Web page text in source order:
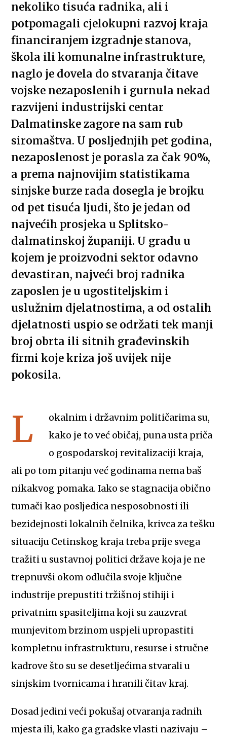
nekoliko tisuća radnika, ali i
potpomagali cjelokupni razvoj kraja
financiranjem izgradnje stanova,
škola ili komunalne infrastrukture,
naglo je dovela do stvaranja čitave
vojske nezaposlenih i gurnula nekad
razvijeni industrijski centar
Dalmatinske zagore na sam rub
siromaštva. U posljednjih pet godina,
nezaposlenost je porasla za čak 90%,
a prema najnovijim statistikama
sinjske burze rada dosegla je brojku
od pet tisuća ljudi, što je jedan od
najvećih prosjeka u Splitsko-
dalmatinskoj županiji. U gradu u
kojem je proizvodni sektor odavno
devastiran, najveći broj radnika
zaposlen je u ugostiteljskim i
uslužnim djelatnostima, a od ostalih
djelatnosti uspio se održati tek manji
broj obrta ili sitnih građevinskih
firmi koje kriza još uvijek nije
pokosila.
L
okalnim i državnim političarima su,
kako je to već običaj, puna usta priča
o gospodarskoj revitalizaciji kraja,
ali po tom pitanju već godinama nema baš
nikakvog pomaka. Iako se stagnacija obično
tumači kao posljedica nesposobnosti ili
bezidejnosti lokalnih čelnika, krivca za tešku
situaciju Cetinskog kraja treba prije svega
tražiti u sustavnoj politici države koja je ne
trepnuvši okom odlučila svoje ključne
industrije prepustiti tržišnoj stihiji i
privatnim spasiteljima koji su zauzvrat
munjevitom brzinom uspjeli upropastiti
kompletnu infrastrukturu, resurse i stručne
kadrove što su se desetljećima stvarali u
sinjskim tvornicama i hranili čitav kraj.
Dosad jedini veći pokušaj otvaranja radnih
mjesta ili, kako ga gradske vlasti nazivaju –